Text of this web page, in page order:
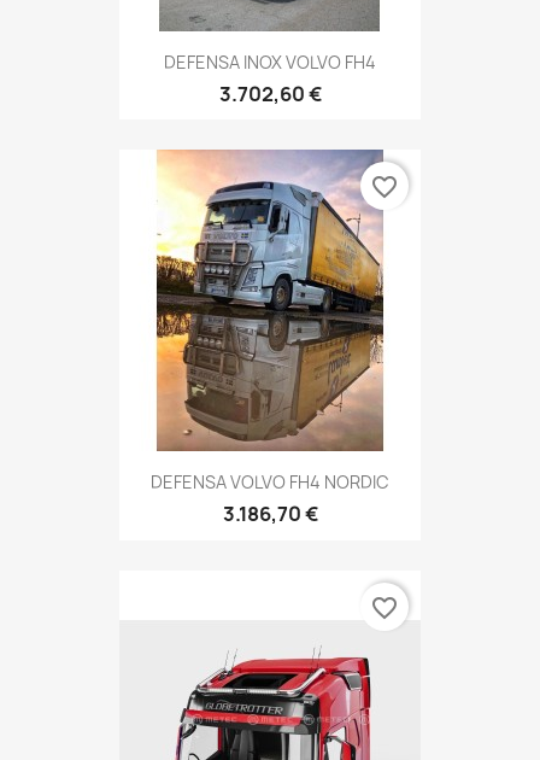
DEFENSA INOX VOLVO FH4
3.702,60 €
DEFENSA VOLVO FH4 NORDIC
3.186,70 €
favorite_border
favorite_border